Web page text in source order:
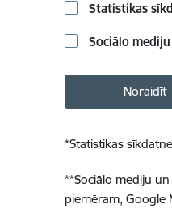
Statistikas
Sociālo
Noraidīt
*Statistikas
**Sociālo mediju
piemēram, Google